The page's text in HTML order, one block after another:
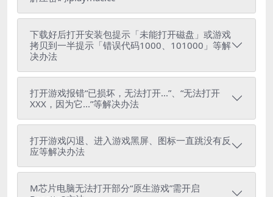
下载好后打开安装包提示「未能打开磁盘」或游戏
拷贝到一半提示「错误代码1000、101000」等解
决办法
打开游戏报错“已损坏，无法打开...”、“无法打开
XXX，因为它...”等解决办法
打开游戏闪退、进入游戏黑屏、图标一直跳没有反
应等解决办法
M芯片电脑无法打开部分“原生游戏”需开启